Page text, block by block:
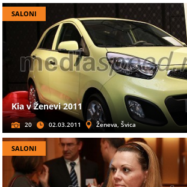
SALONI
Kia v Ženevi 2011
20 02.03.2011 Ženeva, Švica
SALONI